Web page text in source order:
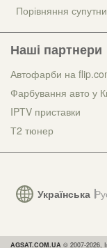
Українська
Порівняння
Наші партнери
Автофарби на
Фарбування авто у
IPTV приставки
Т2 тюнер
AGSAT.COM.UA © 2007-2026,